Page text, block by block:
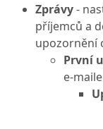
Zprávy-
příjemců a
upozornění
První
e-